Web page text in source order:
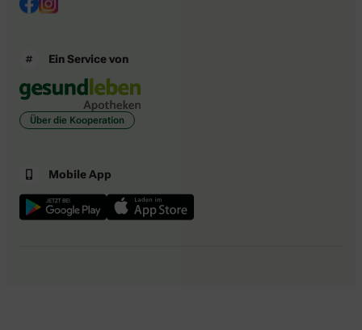
Ein Service von
Über die Kooperation
Mobile App